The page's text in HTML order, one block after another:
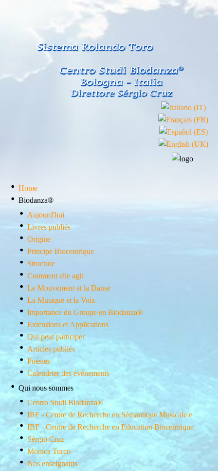
Home
Biodanza®
Aujourd'hui
Livres publiés
Origine
Principe Biocentrique
Structure
Comment elle agit
Le Mouvement et la Danse
La Musique et la Voix
Importance du Groupe en Biodanza®
Extensions et Applications
Qui peut participer
Articles publiés
Poésies
Calendrier des événements
Qui nous sommes
Centro Studi Biodanza®
IBF - Centre de Recherche en Sémantique Musicale e
IBF - Centre de Recherche en Education Biocentrique
Sérgio Cruz
Monica Turco
Nos enseignants